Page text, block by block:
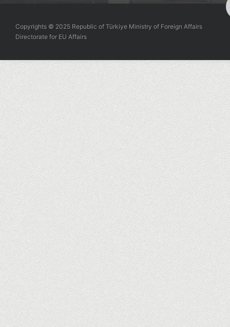
Copyrights © 2025 Republic of Türkiye Ministry of Foreign Affairs
Directorate for EU Affairs